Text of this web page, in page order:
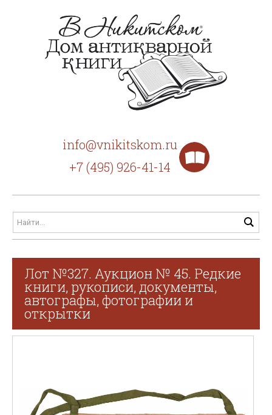
info@vnikitskom.ru
+7 (495) 926-41-14
Лот №327. Аукцион № 45. Редкие
книги, рукописи, документы,
автографы, фотографии и
открытки